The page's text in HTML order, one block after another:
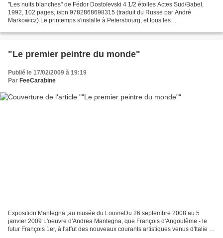
"Les nuits blanches" de Fédor Dostoïevski 4 1/2 étoiles Actes Sud/Babel,
1992, 102 pages, isbn 9782868698315 (traduit du Russe par André
Markowicz) Le printemps s'installe à Petersbourg, et tous les
"Le premier peintre du monde"
Publié le 17/02/2009 à 19:19
Par FeeCarabine
Exposition Mantegna ,au musée du LouvreDu 26 septembre 2008 au 5
janvier 2009 L'oeuvre d'Andrea Mantegna, que François d'Angoulême - le
futur François 1er, à l'affut des nouveaux courants artistiques venus d'Italie et